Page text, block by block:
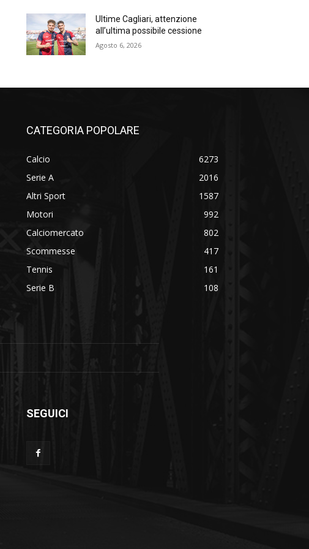
Ultime Cagliari, attenzione
all’ultima possibile cessione
Agosto 6, 2026
CATEGORIA POPOLARE
Calcio
6273
Serie A
2016
Altri Sport
1587
Motori
992
Calciomercato
802
Scommesse
417
Tennis
161
Serie B
108
SEGUICI